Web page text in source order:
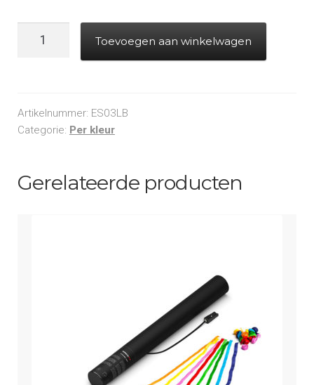
-
Licht
Toevoegen aan winkelwagen
Artikelnummer: ES03LB
Categorie: Per kleur
Gerelateerde producten